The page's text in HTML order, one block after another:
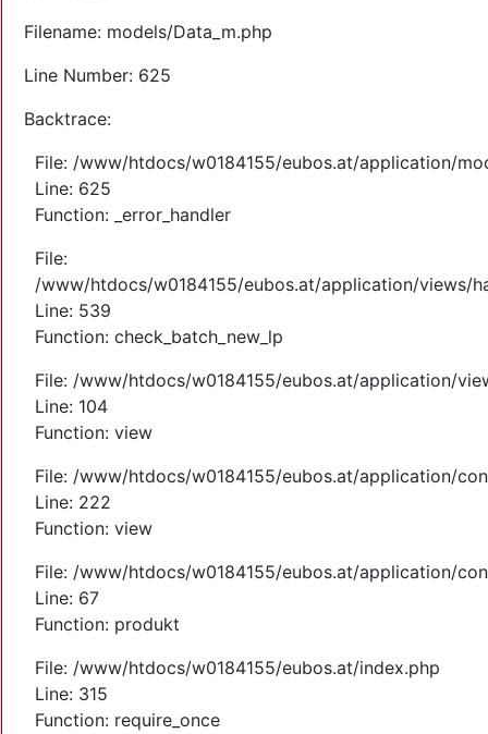
Filename: models/Data_m.php
Line Number: 625
Backtrace:
File: /www/htdocs/w0184155/eubos.at/application/
Line: 625
Function: _error_handler
File:
/www/htdocs/w0184155/eubos.at/application/views/
Line: 539
Function: check_batch_new_lp
File: /www/htdocs/w0184155/eubos.at/application/
Line: 104
Function: view
File: /www/htdocs/w0184155/eubos.at/application/
Line: 222
Function: view
File: /www/htdocs/w0184155/eubos.at/application/
Line: 67
Function: produkt
File: /www/htdocs/w0184155/eubos.at/index.php
Line: 315
Function: require_once